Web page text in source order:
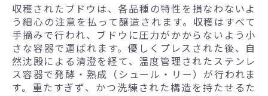
収穫されたブドウは、各品種の特性を損なわないよ
う細心の注意を払って醸造されます。収穫はすべて
手摘みで行われ、ブドウに圧力がかからないよう小
さな容器で運ばれます。優しくプレスされた後、自
然沈殿による清澄を経て、温度管理されたステンレ
ス容器で発酵・熟成（シュール・リー）が行われま
す。重たすぎず、かつ洗練された構造を持たせるた